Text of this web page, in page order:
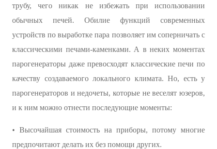
трубу, чего никак не избежать при использовании
обычных печей. Обилие функций современных
устройств по выработке пара позволяет им соперничать с
классическими печами-каменками. А в неких моментах
парогенераторы даже превосходят классические печи по
качеству создаваемого локального климата. Но, есть у
парогенераторов и недочеты, которые не веселят юзеров,
и к ним можно отнести последующие моменты:
• Высочайшая стоимость на приборы, потому многие
предпочитают делать их без помощи других.